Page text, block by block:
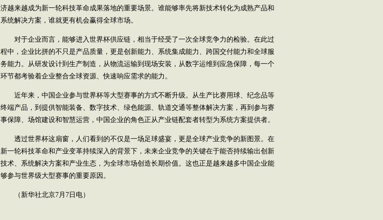
济越来越成为新一轮科技革命成果落地的重要场景。谁能够率先将新技术转化为成熟产品和
系统解决方案，谁就更有机会赢得全球市场。
对于企业而言，能够进入世界杯供应链，相当于经受了一次全球竞争力的检验。在此过
程中，企业比拼的不只是产品质量，更是创新能力、系统集成能力、跨国交付能力和全球服
务能力。从研发设计到生产制造，从物流运输到现场安装，从数字运维到应急保障，每一个
环节都考验着企业整合全球资源、快速响应需求的能力。
近年来，中国企业参与世界杯等大型赛事的方式不断升级。从生产比赛用球、纪念品等
终端产品，到提供智能装备、数字技术、绿色能源、轨道交通等整体解决方案，再到参与赛
事保障、场馆建设和智慧运营，中国企业的角色正从产业链配套者转型为系统方案提供者。
透过世界杯这扇窗，人们看到的不仅是一场足球盛宴，更是全球产业竞争的新图景。在
新一轮科技革命和产业变革持续深入的背景下，未来企业竞争的关键在于能否持续输出创新
技术、系统解决方案和产业生态，为全球市场创造长期价值。这也正是越来越多中国企业能
够参与世界级大型赛事的重要原因。
（新华社北京7月7日电）